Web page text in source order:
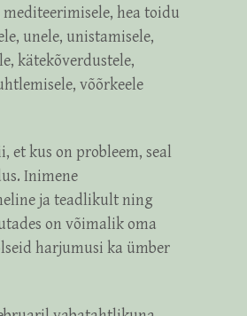
hea toidu
unele, unistamisele,
kätekõverdustele,
võõrkeele
et kus on probleem, seal
Inimene
ja teadlikult ning
on võimalik oma
harjumusi ka ümber